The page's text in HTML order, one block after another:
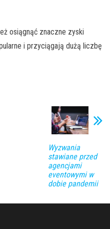
osiągnąć znaczne zyski
i przyciągają dużą liczbę
Wyzwania
stawiane przed
agencjami
eventowymi w
dobie pandemii